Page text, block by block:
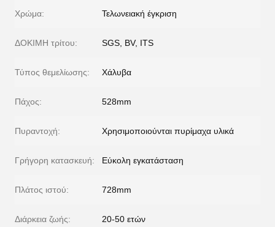
Χρώμα: Τελωνειακή έγκριση
ΔΟΚΙΜΗ τρίτου: SGS, BV, ITS
Τύπος θεμελίωσης: Χάλυβα
Πάχος: 528mm
Πυραντοχή: Χρησιμοποιούνται πυρίμαχα υλικά
Γρήγορη κατασκευή: Εύκολη εγκατάσταση
Πλάτος ιστού: 728mm
Διάρκεια ζωής: 20-50 ετών